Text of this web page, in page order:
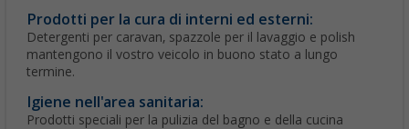
Prodotti per la cura di interni ed esterni:
Detergenti per caravan, spazzole per il lavaggio e polish
mantengono il vostro veicolo in buono stato a lungo
termine.
Igiene nell'area sanitaria:
Prodotti speciali per la pulizia del bagno e della cucina